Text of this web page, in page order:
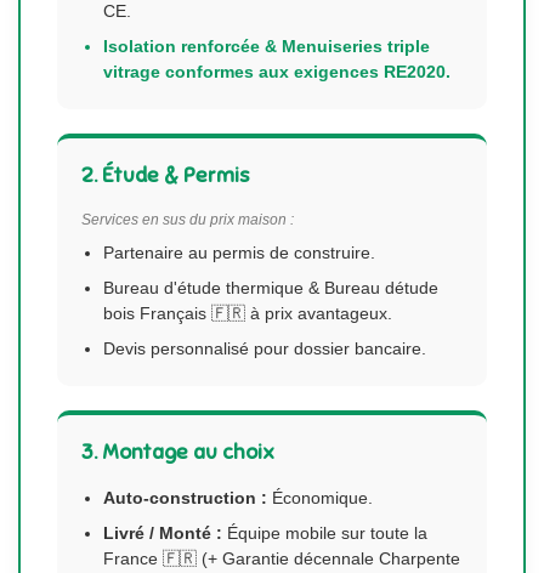
CE.
Isolation renforcée & Menuiseries triple
vitrage conformes aux exigences RE2020.
2. Étude & Permis
Services en sus du prix maison :
Partenaire au permis de construire.
Bureau d'étude thermique & Bureau détude
bois Français 🇫🇷 à prix avantageux.
Devis personnalisé pour dossier bancaire.
3. Montage au choix
Auto-construction : Économique.
Livré / Monté : Équipe mobile sur toute la
France 🇫🇷 (+ Garantie décennale Charpente